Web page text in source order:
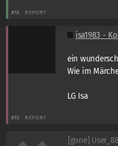
#16 REPORT
isa1983 -
ein
Wie im
LG Isa
#15 REPORT
[gone]